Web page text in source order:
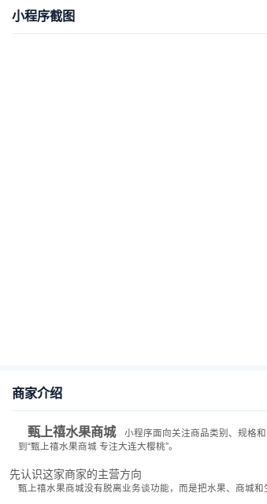
小程序截图
商家介绍
甄上禧水果商城 小程序面向关注商品类别、规格
到“甄上禧水果商城 专注大连大樱桃”。
先认识这家商家的主营方向
甄上禧水果商城没有脱离业务谈功能，而是把水果、商城